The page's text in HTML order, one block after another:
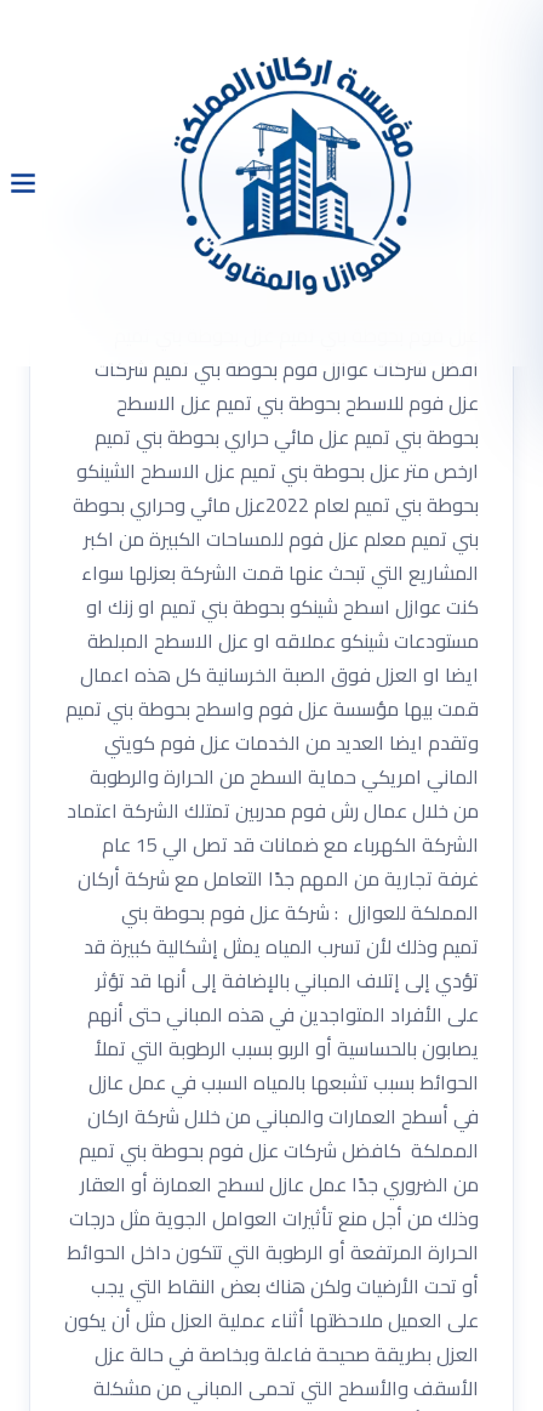
شركة عزل فوم بحوتة بني
تميم 0533334179 عزل اسطح
اسطح شركة عزل فوم بحوتة بني تميم . افضل شركة
افضل شركات عوازل فوم بحوطة بني تميم شركات
عزل فوم للاسطح بحوطة بني تميم عزل الاسطح
بحوطة بني تميم عزل مائي حراري بحوطة بني تميم
ارخص متر عزل بحوطة بني تميم عزل الاسطح الشينكو
بحوطة بني تميم لعام 2022عزل مائي وحراري بحوطة
بني تميم معلم عزل فوم للمساحات الكبيرة من اكبر
المشاريع التي تبحث عنها قمت الشركة بعزلها سواء
كنت عوازل اسطح شينكو بحوطة بني تميم او زنك او
مستودعات شينكو عملاقه او عزل الاسطح المبلطة
ايضا او العزل فوق الصبة الخرسانية كل هذه اعمال
قمت بيها مؤسسة عزل فوم واسطح بحوطة بني تميم
وتقدم ايضا العديد من الخدمات عزل فوم كويتي
الماني امريكي حماية السطح من الحرارة والرطوبة
من خلال عمال رش فوم مدربين تمتلك الشركة اعتماد
الشركة الكهرباء مع ضمانات قد تصل الي 15 عام
غرفة تجارية من المهم جدًا التعامل مع شركة أركان
المملكة للعوازل : شركة عزل فوم بحوطة بني
تميم وذلك لأن تسرب المياه يمثل إشكالية كبيرة قد
تؤدي إلى إتلاف المباني بالإضافة إلى أنها قد تؤثر
على الأفراد المتواجدين في هذه المباني حتى أنهم
يصابون بالحساسية أو الربو بسبب الرطوبة التي تملأ
الحوائط بسبب تشبعها بالمياه السبب في عمل عازل
في أسطح العمارات والمباني من خلال شركة اركان
المملكة كافضل شركات عزل فوم بحوطة بني تميم
من الضروري جدًا عمل عازل لسطح العمارة أو العقار
وذلك من أجل منع تأثيرات العوامل الجوية مثل درجات
الحرارة المرتفعة أو الرطوبة التي تتكون داخل الحوائط
أو تحت الأرضيات ولكن هناك بعض النقاط التي يجب
على العميل ملاحظتها أثناء عملية العزل مثل أن يكون
العزل بطريقة صحيحة فاعلة وبخاصة في حالة عزل
الأسقف والأسطح التي تحمى المباني من مشكلة